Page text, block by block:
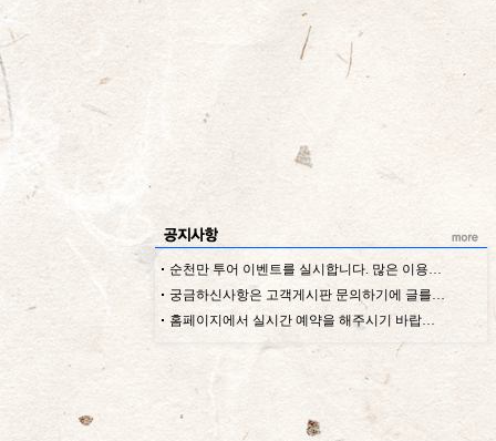
순천만 투어 이벤트를 실시합니다. 많은 이용…
궁금하신사항은 고객게시판 문의하기에 글를…
홈페이지에서 실시간 예약을 해주시기 바랍…